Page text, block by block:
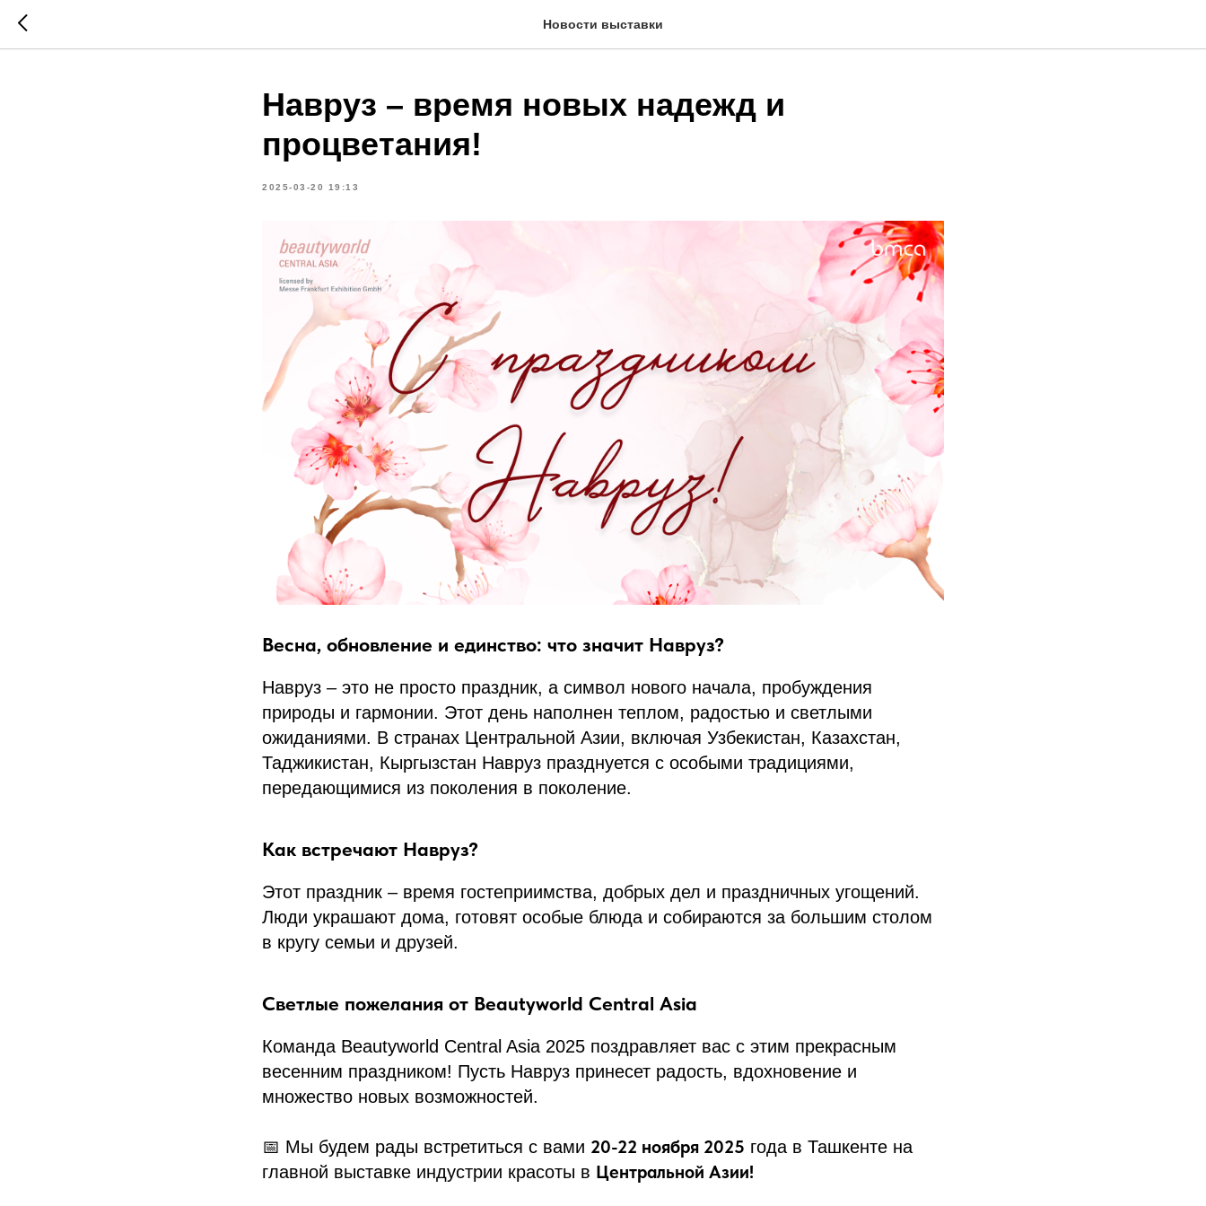
Новости выставки
Навруз – время новых надежд и
процветания!
2025-03-20 19:13
Весна, обновление и единство: что значит Навруз?
Навруз – это не просто праздник, а символ нового начала, пробуждения
природы и гармонии. Этот день наполнен теплом, радостью и светлыми
ожиданиями. В странах Центральной Азии, включая Узбекистан, Казахстан,
Таджикистан, Кыргызстан Навруз празднуется с особыми традициями,
передающимися из поколения в поколение.
Как встречают Навруз?
Этот праздник – время гостеприимства, добрых дел и праздничных угощений.
Люди украшают дома, готовят особые блюда и собираются за большим столом
в кругу семьи и друзей.
Светлые пожелания от Beautyworld Central Asia
Команда Beautyworld Central Asia 2025 поздравляет вас с этим прекрасным
весенним праздником! Пусть Навруз принесет радость, вдохновение и
множество новых возможностей.
📅 Мы будем рады встретиться с вами 20-22 ноября 2025 года в Ташкенте на
главной выставке индустрии красоты в Центральной Азии!